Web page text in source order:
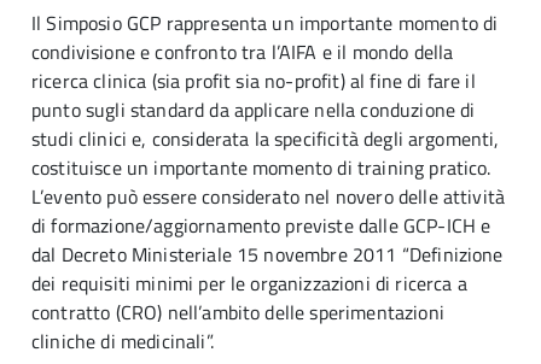
Il Simposio GCP rappresenta un importante momento di
condivisione e confronto tra l’AIFA e il mondo della
ricerca clinica (sia profit sia no-profit) al fine di fare il
punto sugli standard da applicare nella conduzione di
studi clinici e, considerata la specificità degli argomenti,
costituisce un importante momento di training pratico.
L’evento può essere considerato nel novero delle attività
di formazione/aggiornamento previste dalle GCP-ICH e
dal Decreto Ministeriale 15 novembre 2011 “Definizione
dei requisiti minimi per le organizzazioni di ricerca a
contratto (CRO) nell’ambito delle sperimentazioni
cliniche di medicinali”.